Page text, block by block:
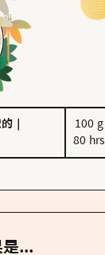
100 g
80 hrs
是...